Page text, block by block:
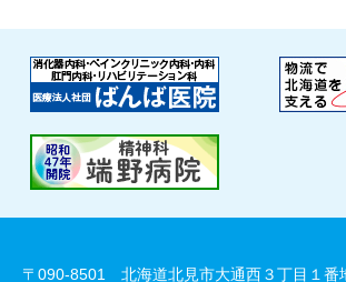
〒090-8501 北海道北見市大通西３丁目１番